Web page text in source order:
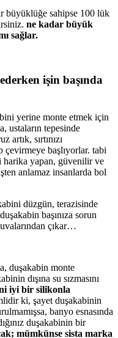
büyüklüğe sahipse 100 lük
ne kadar büyük
sağlar.
işin başında
yerine monte etmek için
ustaların tepesinde
sırtınızı
çevirmeye başlıyorlar. tabi
yapan, güvenilir ve
anlamaz insanlarda bol
düzgün, terazisinde
başınıza sorun
çıkar…
duşakabin monte
dışına su sızmasını
iyi bir silikonla
ki, şayet duşakabinin
banyo esnasında
duşakabinin bir
mümkünse sista marka